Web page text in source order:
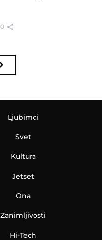
0
Ljubimci
Svet
Kultura
Jetset
Ona
Zanimljivosti
Hi-Tech